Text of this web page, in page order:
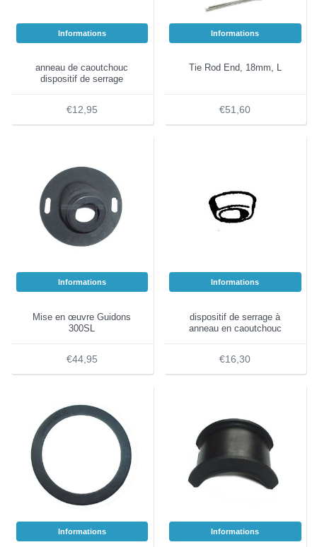
Informations
anneau de caoutchouc
dispositif de serrage
€12,95
Informations
Tie Rod End, 18mm, L
€51,60
Informations
Mise en œuvre Guidons
300SL
€44,95
Informations
dispositif de serrage à
anneau en caoutchouc
€16,30
Informations Informations